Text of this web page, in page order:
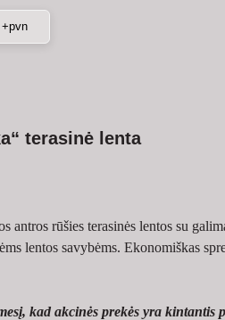
terasinė lenta
antros rūšies terasinės lentos su
lentos savybėms. Ekonomiškas
kad akcinės prekės yra kintantis